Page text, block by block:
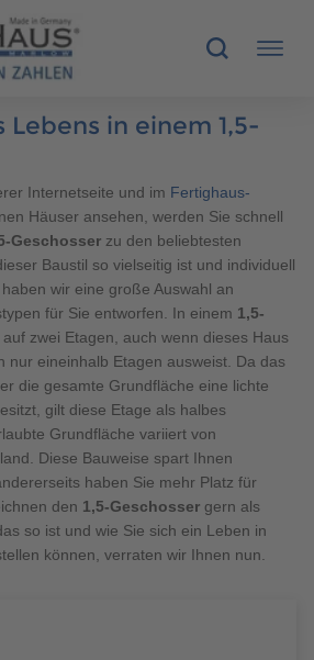
Lebens in einem 1,5-
Internetseite und im Fertighaus-
Häuser ansehen, werden Sie schnell
Geschosser zu den beliebtesten
Baustil so vielseitig ist und individuell
wir eine große Auswahl an
für Sie entworfen. In einem 1,5-
auf zwei Etagen, auch wenn dieses Haus
nur eineinhalb Etagen ausweist. Da das
die gesamte Grundfläche eine lichte
gilt diese Etage als halbes
Grundfläche variiert von
Diese Bauweise spart Ihnen
haben Sie mehr Platz für
den 1,5-Geschosser gern als
so ist und wie Sie sich ein Leben in
können, verraten wir Ihnen nun.